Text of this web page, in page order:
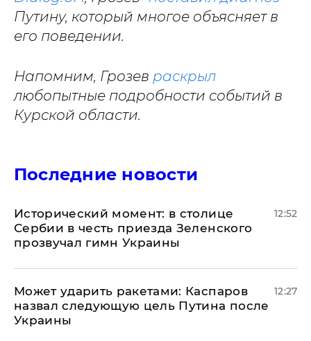
Путину, который многое объясняет в
его поведении.
Напомним, Грозев раскрыл
любопытные подробности событий в
Курской области.
Последние новости
Исторический момент: в столице
Сербии в честь приезда Зеленского
прозвучал гимн Украины
12:52
Может ударить ракетами: Каспаров
назвал следующую цель Путина после
Украины
12:27